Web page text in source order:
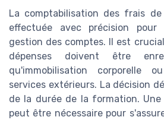
La comptabilisation des frais
effectuée avec précision pour
gestion des comptes. Il est
dépenses doivent être
qu'immobilisation corporelle
services extérieurs. La décision
de la durée de la formation.
peut être nécessaire pour